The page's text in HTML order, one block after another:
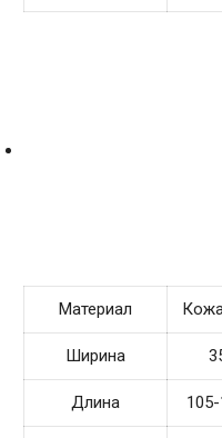
Материал
Ширина
Длина